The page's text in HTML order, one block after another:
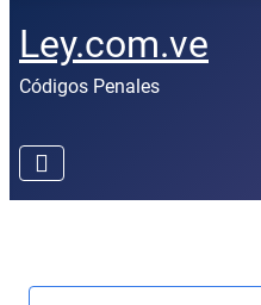
Ley.com.ve
Códigos Penales